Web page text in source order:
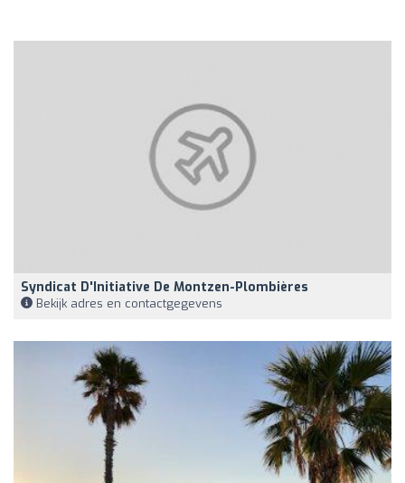
Syndicat D'Initiative De Montzen-Plombières
Bekijk adres en contactgegevens